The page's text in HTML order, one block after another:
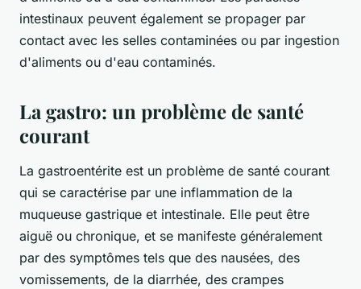
intestinaux peuvent également se propager par
contact avec les selles contaminées ou par ingestion
d'aliments ou d'eau contaminés.
La gastro: un problème de santé
courant
La gastroentérite est un problème de santé courant
qui se caractérise par une inflammation de la
muqueuse gastrique et intestinale. Elle peut être
aiguë ou chronique, et se manifeste généralement
par des symptômes tels que des nausées, des
vomissements, de la diarrhée, des crampes